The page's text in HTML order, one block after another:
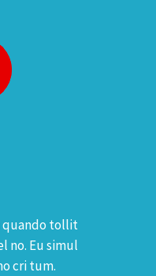
quando tollit
no. Eu simul
cri tum.